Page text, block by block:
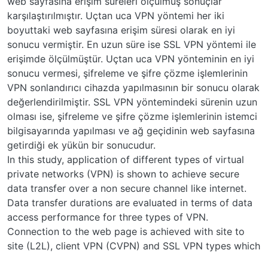
karşılaştırılmıştır. Uçtan uca VPN yöntemi her iki
boyuttaki web sayfasına erişim süresi olarak en iyi
sonucu vermiştir. En uzun süre ise SSL VPN yöntemi ile
erişimde ölçülmüştür. Uçtan uca VPN yönteminin en iyi
sonucu vermesi, şifreleme ve şifre çözme işlemlerinin
VPN sonlandırıcı cihazda yapılmasının bir sonucu olarak
değerlendirilmiştir. SSL VPN yöntemindeki sürenin uzun
olması ise, şifreleme ve şifre çözme işlemlerinin istemci
bilgisayarında yapılması ve ağ geçidinin web sayfasına
getirdiği ek yükün bir sonucudur.
In this study, application of different types of virtual
private networks (VPN) is shown to achieve secure
data transfer over a non secure channel like internet.
Data transfer durations are evaluated in terms of data
access performance for three types of VPN.
Connection to the web page is achieved with site to
site (L2L), client VPN (CVPN) and SSL VPN types which